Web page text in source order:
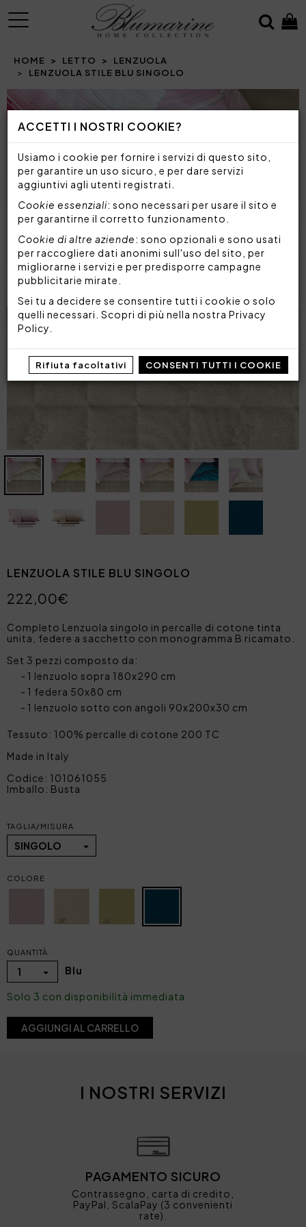
ACCETTI I NOSTRI COOKIE?
Usiamo i cookie per fornire i servizi di questo sito,
per garantire un uso sicuro, e per dare servizi
aggiuntivi agli utenti registrati.
Cookie essenziali: sono necessari per usare il sito e
per garantirne il corretto funzionamento.
Cookie di altre aziende: sono opzionali e sono usati
per raccogliere dati anonimi sull'uso del sito, per
migliorarne i servizi e per predisporre campagne
pubblicitarie mirate.
Sei tu a decidere se consentire tutti i cookie o solo
quelli necessari. Scopri di più nella nostra Privacy
Policy
Rifiuta facoltativi CONSENTI TUTTI I COOKIE
MENU
HOME LETTO
LENZUOLA
LENZUOLA STILE BLU SINGOLO
Prev
LENZUOLA STILE BLU SINGOLO
222,00€
Completo Lenzuola singolo in percalle di cotone tinta
unita, federe a sacchetto con monogramma B ricamato.
Set 3 pezzi composto da:
1 lenzuolo sopra 180x290 cm
1 federa 50x80 cm
1 lenzuolo sotto con angoli 90x200x30 cm
Tessuto: 100% percalle di cotone 200 TC
Made in Italy
Codice: 101061055
Imballo: Busta
TAGLIA/MISURA
SINGOLO
COLORE
QUANTITÀ
1 Blu
Solo 3 con disponibilità immediata
AGGIUNGI AL CARRELLO
I NOSTRI SERVIZI
PAGAMENTO SICURO
Contrassegno, carta di credito,
PayPal, ScalaPay (3 convenienti
rate).